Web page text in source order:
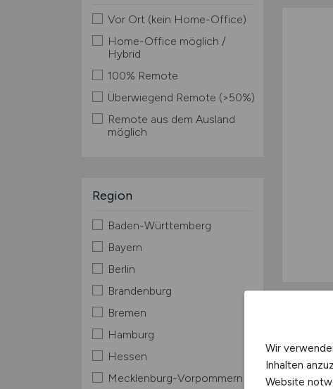
Vor Ort (kein Home-Office)
Home-Office möglich /
Hybrid
100% Remote
Überwiegend Remote (>50%)
Remote aus dem Ausland
möglich
Region
Baden-Württemberg
Bayern
Berlin
Brandenburg
Bremen
Hamburg
Hessen
Mecklenburg-Vorpommern
Wir
Inhalten
Website